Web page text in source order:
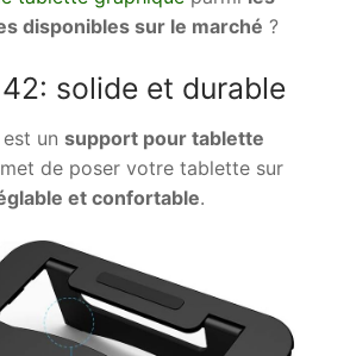
disponibles sur le marché ?
solide et durable
est un support pour tablette
de poser votre tablette sur
et confortable.